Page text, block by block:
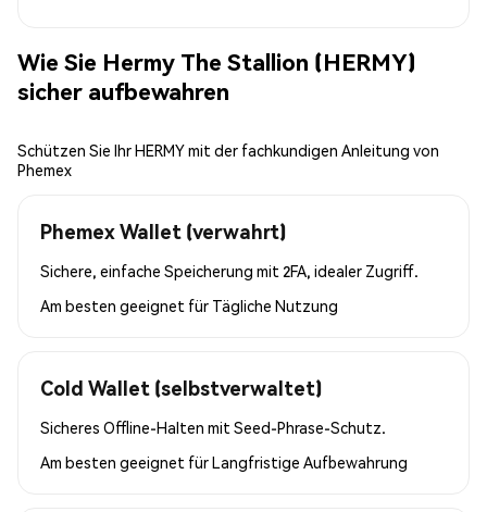
Wie Sie Hermy The Stallion (HERMY)
sicher aufbewahren
Schützen Sie Ihr HERMY mit der fachkundigen Anleitung von
Phemex
Phemex Wallet (verwahrt)
Sichere, einfache Speicherung mit 2FA, idealer Zugriff.
Am besten geeignet für Tägliche Nutzung
Cold Wallet (selbstverwaltet)
Sicheres Offline-Halten mit Seed-Phrase-Schutz.
Am besten geeignet fürLangfristige Aufbewahrung